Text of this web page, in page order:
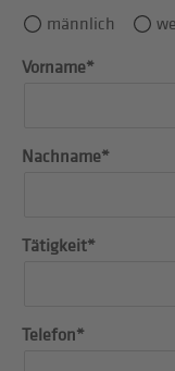
männlich
Vorname*
Nachname*
Tätigkeit*
Telefon*